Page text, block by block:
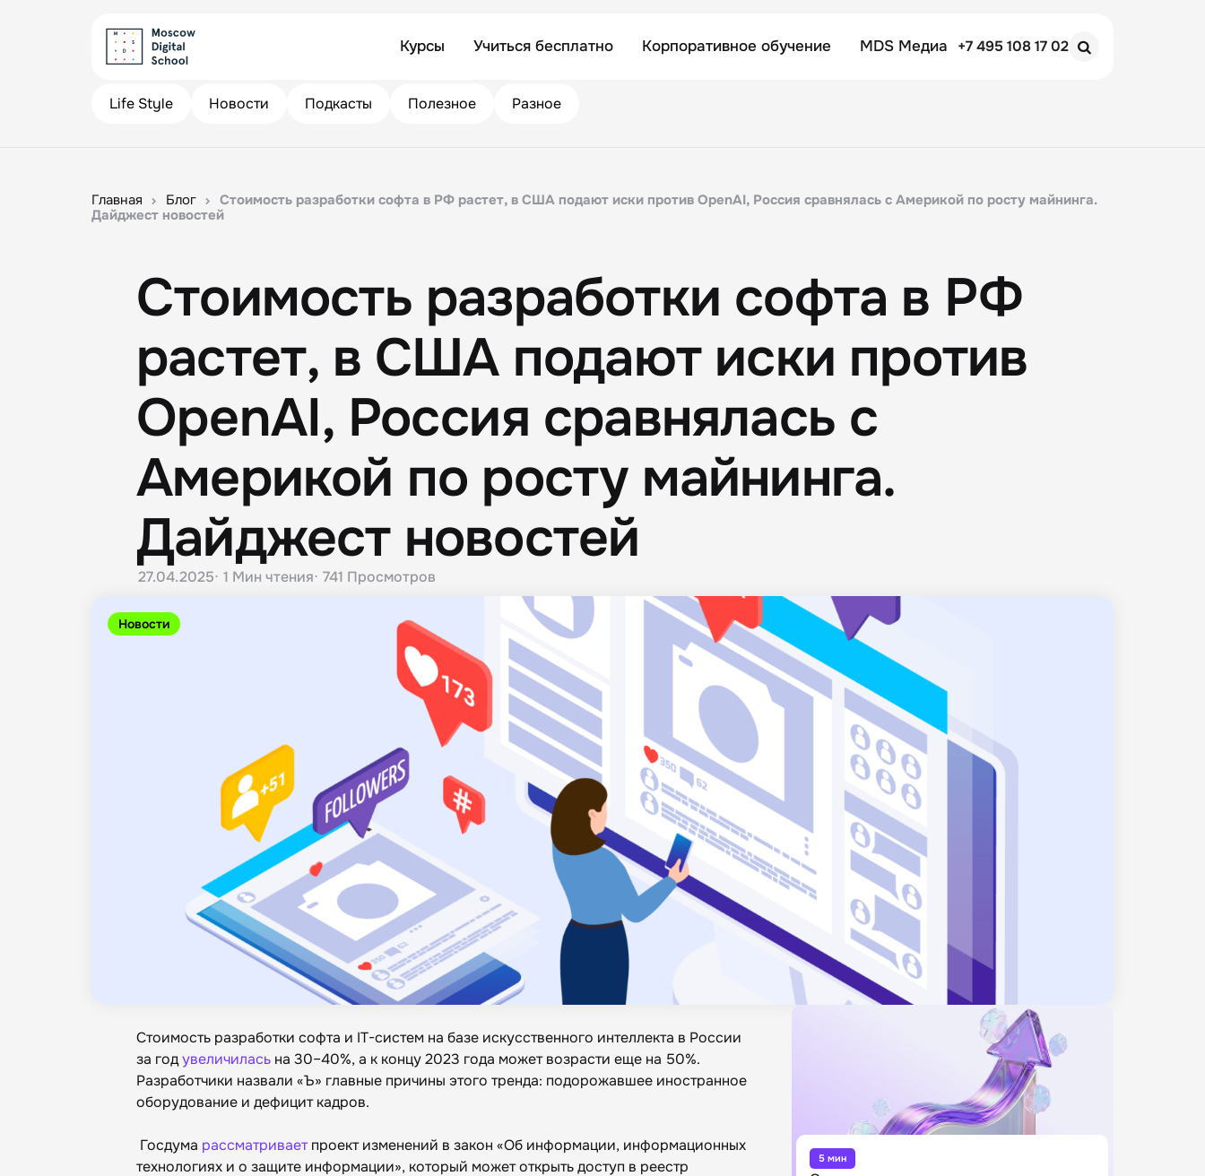
+7 495 108 17 02
Курсы Учиться бесплатно Корпоративное обучение MDS Медиа
Life Style Новости Подкасты Полезное Разное
Главная Блог
Стоимость разработки софта в РФ растет, в США подают иски против OpenAI, Россия сравнялась с Америкой по росту майнинга.
Дайджест новостей
Новости
Стоимость разработки софта в РФ
растет, в США подают иски против
OpenAI, Россия сравнялась с
Америкой по росту майнинга.
Дайджест новостей
27.04.2025 1 Мин чтения 741 Просмотров
Стоимость разработки софта и IT-систем на базе искусственного интеллекта в России
за годувеличилась на 30–40%, а к концу 2023 года может возрасти еще на 50%.
Разработчики назвали «Ъ» главные причины этого тренда: подорожавшее иностранное
оборудование и дефицит кадров.
Госдума рассматриваетпроект изменений в закон «Об информации, информационных
технологиях и о защите информации», который может открыть доступ в реестр
5 мин